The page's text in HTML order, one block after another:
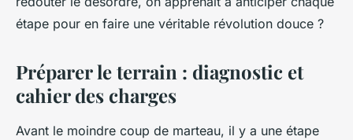
étape pour en faire une véritable révolution douce ?
Préparer le terrain : diagnostic et
cahier des charges
Avant le moindre coup de marteau, il y a une étape